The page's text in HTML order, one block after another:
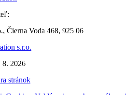
Čierna Voda 468, 925 06
s.r.o.
8. 2026
stránok